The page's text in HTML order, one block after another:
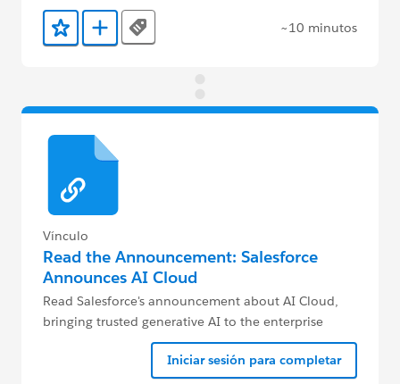
Agregar a favoritos
Agregar a Trailmix
Tags ~10 minutos
Vínculo
Read the Announcement: Salesforce
Announces AI Cloud
Read Salesforce's announcement about AI Cloud,
bringing trusted generative AI to the enterprise
Iniciar sesión para completar